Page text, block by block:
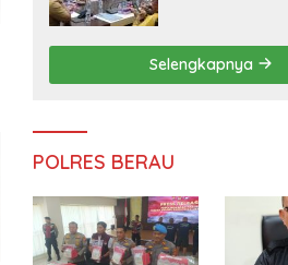
Persatuan
Selengkapnya
POLRES BERAU